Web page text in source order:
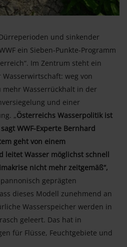
und sinkender
ein Sieben-Punkte-Programm
Im Zentrum steht ein
weg von
Wasserrückhalt in der
und einer
„Österreichs Wasserpolitik ist
WWF-Experte Bernhard
geht von einem
leitet Wasser möglichst schnell
nicht mehr zeitgemäß“,
geprägten
dieses Modell zunehmend an
Wasserspeicher werden in
geleert. Das hat in
für Flüsse, Feuchtgebiete und